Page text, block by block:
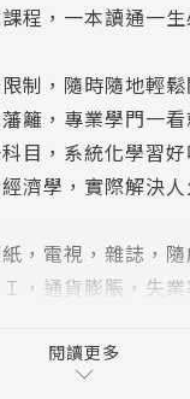
程，一本讀通一
制，隨時隨地輕鬆
籬，專業學門一看
目，系統化學習好
濟學，實際解決人
，電視，雜誌，隨
，通貨膨脹，失業
經濟學究竟學什麼
閱讀更多